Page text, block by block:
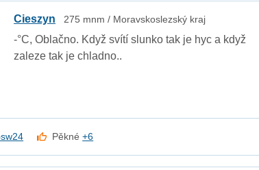
Cieszyn 275 mnm / Moravskoslezský kraj
-°C, Oblačno. Když svítí slunko tak je hyc a když
zaleze tak je chladno..
Pěkné+6